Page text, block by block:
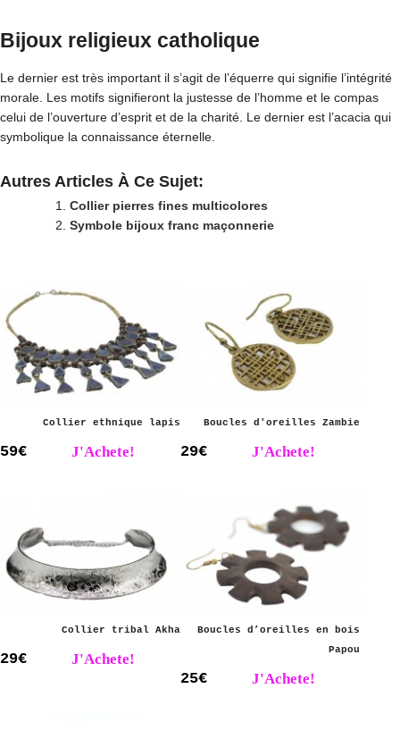
Bijoux religieux catholique
Le dernier est très important il s’agit de l’équerre qui signifie l’intégrité
morale. Les motifs signifieront la justesse de l’homme et le compas
celui de l’ouverture d’esprit et de la charité. Le dernier est l’acacia qui
symbolique la connaissance éternelle.
Autres Articles À Ce Sujet:
Collier pierres fines multicolores
Symbole bijoux franc maçonnerie
Collier ethnique lapis
59€ J'Achete!
Boucles d'oreilles Zambie
29€ J'Achete!
Collier tribal Akha
29€ J'Achete!
Boucles d’oreilles en bois
Papou
25€ J'Achete!